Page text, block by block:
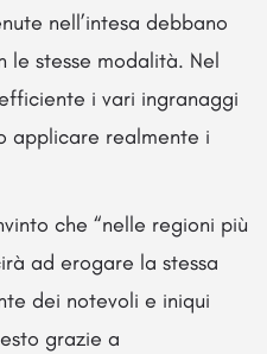
nell’intesa debbano
le stesse modalità. Nel
i vari ingranaggi
applicare realmente i
che “nelle regioni più
ad erogare la stessa
dei notevoli e iniqui
grazie a